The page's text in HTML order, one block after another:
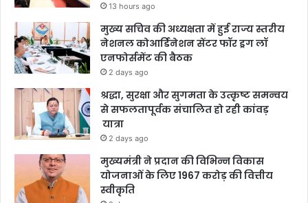
13 hours ago
मुख्य सचिव की अध्यक्षता में हुई राज्य स्तरीय
नेशनल कोआर्डिनेशन सेंटर फॉर ड्रग लॉ
एनफोर्समेंट की बैठक
2 days ago
श्रद्धा, सुरक्षा और सुगमता के उत्कृष्ट समन्वय
से सफलतापूर्वक संचालित हो रही कांवड़
यात्रा
2 days ago
मुख्यमंत्री ने प्रदान की विभिन्न विकास
योजनाओं के लिए 1967 करोड़ की वित्तीय
स्वीकृति